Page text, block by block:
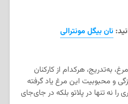
نان بیگل مونترالی
به‌تدریج، هرکدام از کارکنان
و محبوبیت این مرغ یاد گرفته
را نه تنها در پلاتو بلکه در جای‌جای